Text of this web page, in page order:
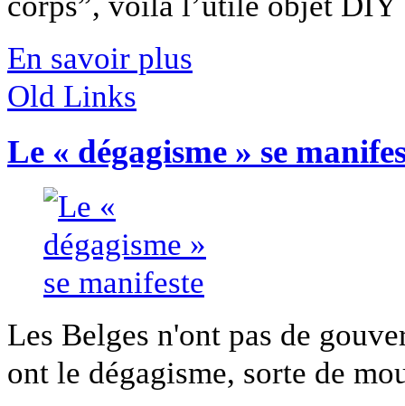
En savoir plus
Old Links
Le « dégagisme » se
Les Belges n'ont pas de
ont le dégagisme, sorte de